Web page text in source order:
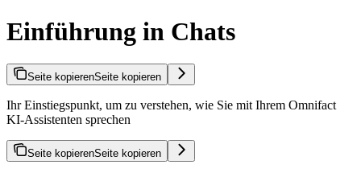
Einführung in Chats
Seite kopierenSeite kopieren
Ihr Einstiegspunkt, um zu verstehen, wie Sie mit Ihrem Omnifact
KI-Assistenten sprechen
Seite kopierenSeite kopieren